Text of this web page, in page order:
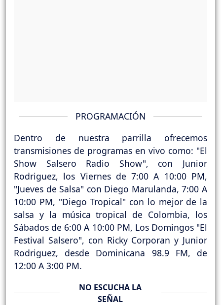
PROGRAMACIÓN
Dentro de nuestra parrilla ofrecemos
transmisiones de programas en vivo como: "El
Show Salsero Radio Show", con Junior
Rodriguez, los Viernes de 7:00 A 10:00 PM,
"Jueves de Salsa" con Diego Marulanda, 7:00 A
10:00 PM, "Diego Tropical" con lo mejor de la
salsa y la música tropical de Colombia, los
Sábados de 6:00 A 10:00 PM, Los Domingos "El
Festival Salsero", con Ricky Corporan y Junior
Rodriguez, desde Dominicana 98.9 FM, de
12:00 A 3:00 PM.
NO ESCUCHA LA
SEÑAL